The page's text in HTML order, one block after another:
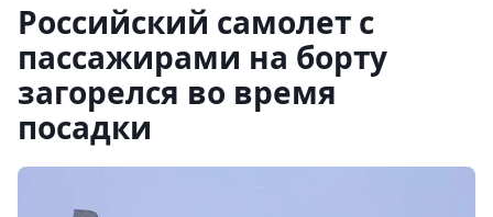
Российский самолет с
пассажирами на борту
загорелся во время
посадки